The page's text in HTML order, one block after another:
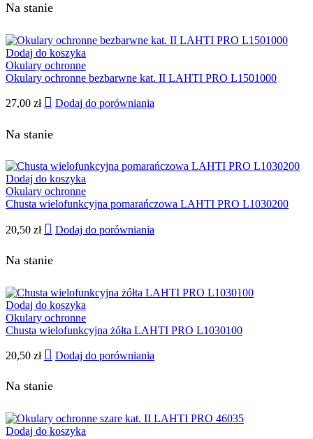
Na stanie
Dodaj do koszyka
Okulary ochronne
Okulary ochronne bezbarwne kat. II LAHTI PRO L1501000
27,00 zł Dodaj do porówniania
Na stanie
Dodaj do koszyka
Okulary ochronne
Chusta wielofunkcyjna pomarańczowa LAHTI PRO L1030200
20,50 zł Dodaj do porówniania
Na stanie
Dodaj do koszyka
Okulary ochronne
Chusta wielofunkcyjna żółta LAHTI PRO L1030100
20,50 zł Dodaj do porówniania
Na stanie
Dodaj do koszyka